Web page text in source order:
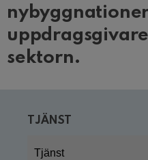
sektorn.
TJÄNST